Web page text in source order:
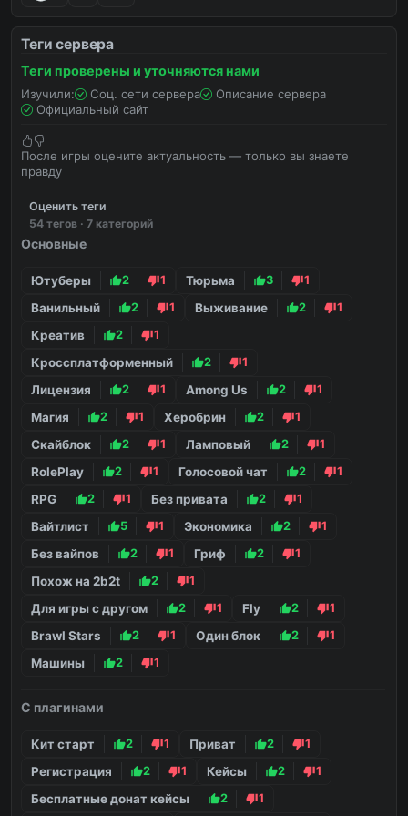
Теги сервера
Теги проверены и уточняются нами
Изучили: Соц. сети сервера
Описание сервера
Официальный сайт
После игры оцените актуальность — только вы знаете
правду
Оценить теги
54 тегов · 7 категорий
Основные
Ютуберы 2 1 Тюрьма 3 1
Ванильный 2 1 Выживание 2 1
Креатив 2 1
Кроссплатформенный 2 1
Лицензия 2 1 Among Us 2 1
Магия 2 1 Херобрин 2 1
Скайблок 2 1 Ламповый 2 1
RolePlay 2 1 Голосовой чат 2 1
RPG 2 1 Без привата 2 1
Вайтлист 5 1 Экономика 2 1
Без вайпов 2 1 Гриф 2 1
Похож на 2b2t 2 1
Для игры с другом 2 1 Fly 2 1
Brawl Stars 2 1 Один блок 2 1
Машины 2 1
С плагинами
Кит старт 2 1 Приват 2 1
Регистрация 2 1 Кейсы 2 1
Бесплатные донат кейсы 2 1